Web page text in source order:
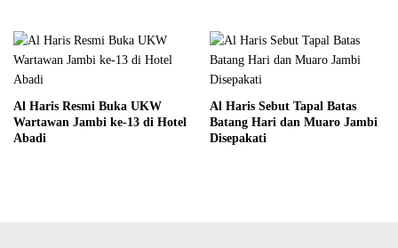
Al Haris Resmi Buka UKW
Wartawan Jambi ke-13 di Hotel
Abadi
Al Haris Sebut Tapal Batas
Batang Hari dan Muaro Jambi
Disepakati